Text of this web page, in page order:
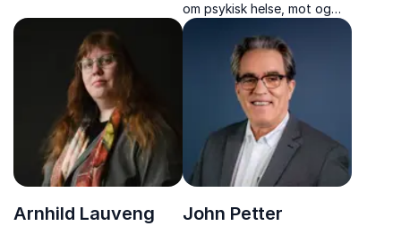
media. Hun brenner for
forebygging, og formidler
en helhetlig tilnærming til
mental helse.
om psykisk helse, mot og
sårbarhet. Aleksander
Martinsen formidler håp,
menneskelighet og kraften i
åpenhet.
Arnhild Lauveng
John Petter